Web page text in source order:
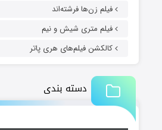
فیلم زن‌ها فرشته‌اند
فیلم متری شیش و نیم
کالکشن فیلم‌های هری پاتر
دسته بندی